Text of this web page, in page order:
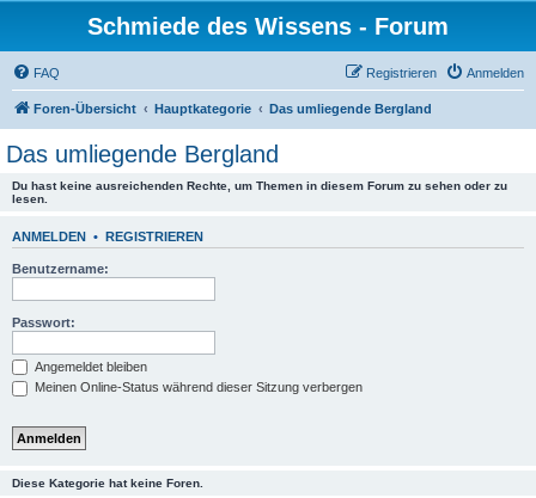
Schmiede des Wissens - Forum
FAQ Anmelden
Registrieren
Foren-Übersicht Hauptkategorie Das umliegende Bergland
Das umliegende Bergland
Du hast keine ausreichenden Rechte, um Themen in diesem Forum zu sehen oder zu
lesen.
ANMELDEN • REGISTRIEREN
Benutzername:
Passwort:
Angemeldet bleiben
Meinen Online-Status während dieser Sitzung verbergen
Diese Kategorie hat keine Foren.